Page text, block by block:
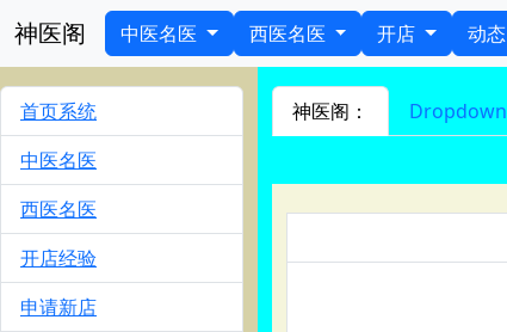
神医阁 中医名医 西医名医 开店 动态
首页系统
中医名医
西医名医
开店经验
申请新店
神医阁： Dropdown